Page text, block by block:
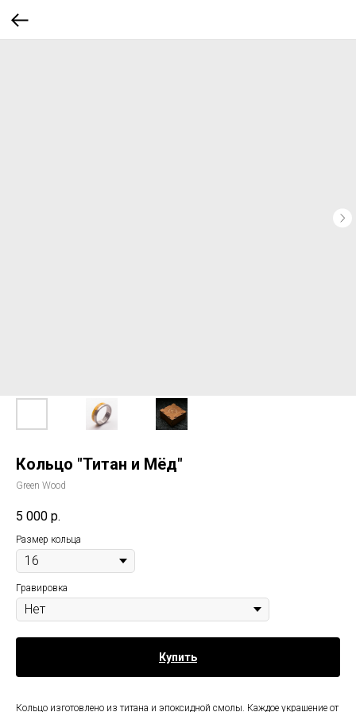
Кольцо "Титан и Мёд"
Green Wood
5 000 р.
Размер кольца
Гравировка
Купить
Кольцо изготовлено из титана и эпоксидной смолы. Каждое украшение от